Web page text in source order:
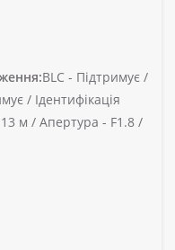
BLC - Підтримує /
/ Ідентифікація
м / Апертура - F1.8 /